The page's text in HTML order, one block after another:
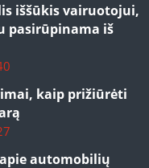
iššūkis vairuotojui,
pasirūpinama iš
kaip prižiūrėti
automobilių